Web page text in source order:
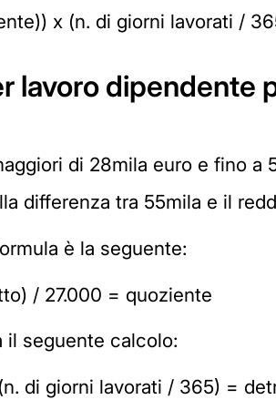
x (n. di giorni lavorati /
lavoro dipendente
di 28mila euro e fino a
differenza tra 55mila e il
è la seguente:
/ 27.000 = quoziente
il seguente calcolo:
di giorni lavorati / 365) =